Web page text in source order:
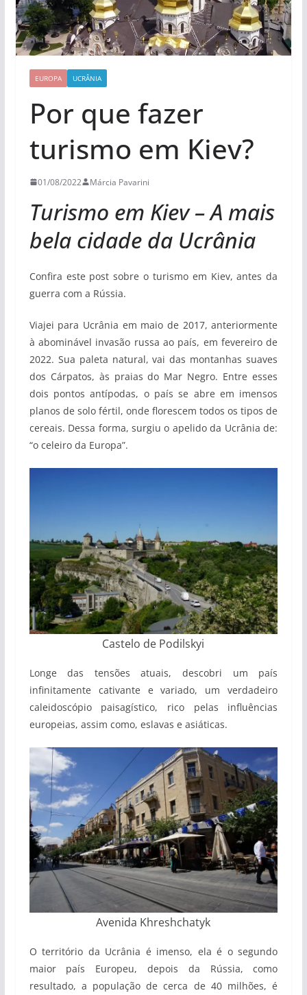
EUROPA UCRÂNIA
Por que fazer
turismo em Kiev?
01/08/2022 Márcia Pavarini
Turismo em Kiev – A mais
bela cidade da Ucrânia
Confira este post sobre o turismo em Kiev, antes da
guerra com a Rússia.
Viajei para Ucrânia em maio de 2017, anteriormente
à abominável invasão russa ao país, em fevereiro de
2022. Sua paleta natural, vai das montanhas suaves
dos Cárpatos, às praias do Mar Negro. Entre esses
dois pontos antípodas, o país se abre em imensos
planos de solo fértil, onde florescem todos os tipos de
cereais. Dessa forma, surgiu o apelido da Ucrânia de:
“o celeiro da Europa”.
Castelo de Podilskyi
Longe das tensões atuais, descobri um país
infinitamente cativante e variado, um verdadeiro
caleidoscópio paisagístico, rico pelas influências
europeias, assim como, eslavas e asiáticas.
Avenida Khreshchatyk
O território da Ucrânia é imenso, ela é o segundo
maior país Europeu, depois da Rússia, como
resultado, a população de cerca de 40 milhões, é